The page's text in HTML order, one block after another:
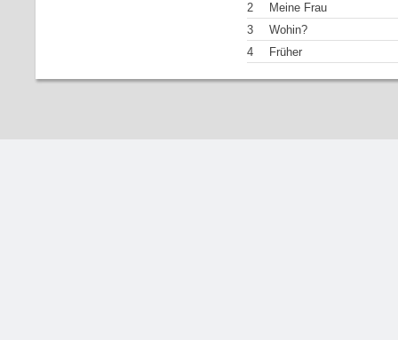
2
Meine Frau
3
Wohin?
4
Früher